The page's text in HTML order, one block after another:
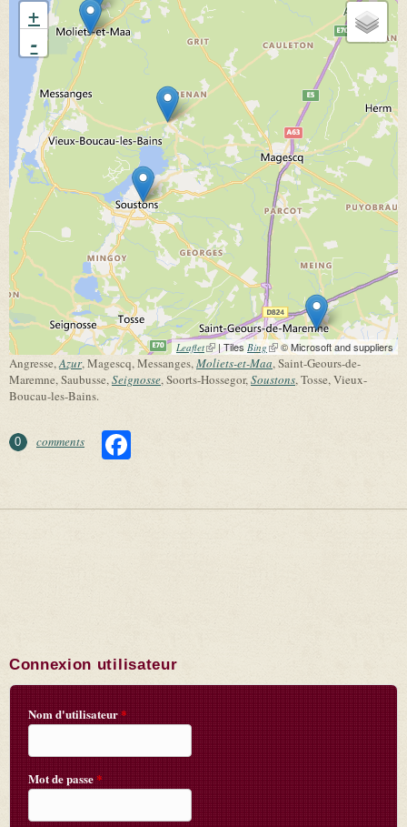
+
-
Leaflet(link is external)
| Tiles Bing (link is external)
© Microsoft and suppliers
Angresse,Azur, Magescq, Messanges,Moliets-et-Maa, Saint-Geours-de-
Maremne, Saubusse,Seignosse, Soorts-Hossegor,Soustons, Tosse, Vieux-
Boucau-les-Bains.
0 comments
Connexion utilisateur
Nom d'utilisateur*
Mot de passe*